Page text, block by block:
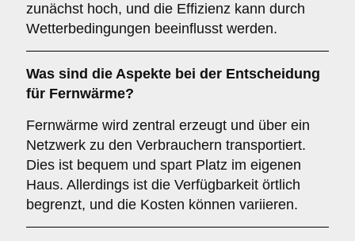
zunächst hoch, und die Effizienz kann durch
Wetterbedingungen beeinflusst werden.
Was sind die Aspekte bei der Entscheidung
für Fernwärme?
Fernwärme wird zentral erzeugt und über ein
Netzwerk zu den Verbrauchern transportiert.
Dies ist bequem und spart Platz im eigenen
Haus. Allerdings ist die Verfügbarkeit örtlich
begrenzt, und die Kosten können variieren.